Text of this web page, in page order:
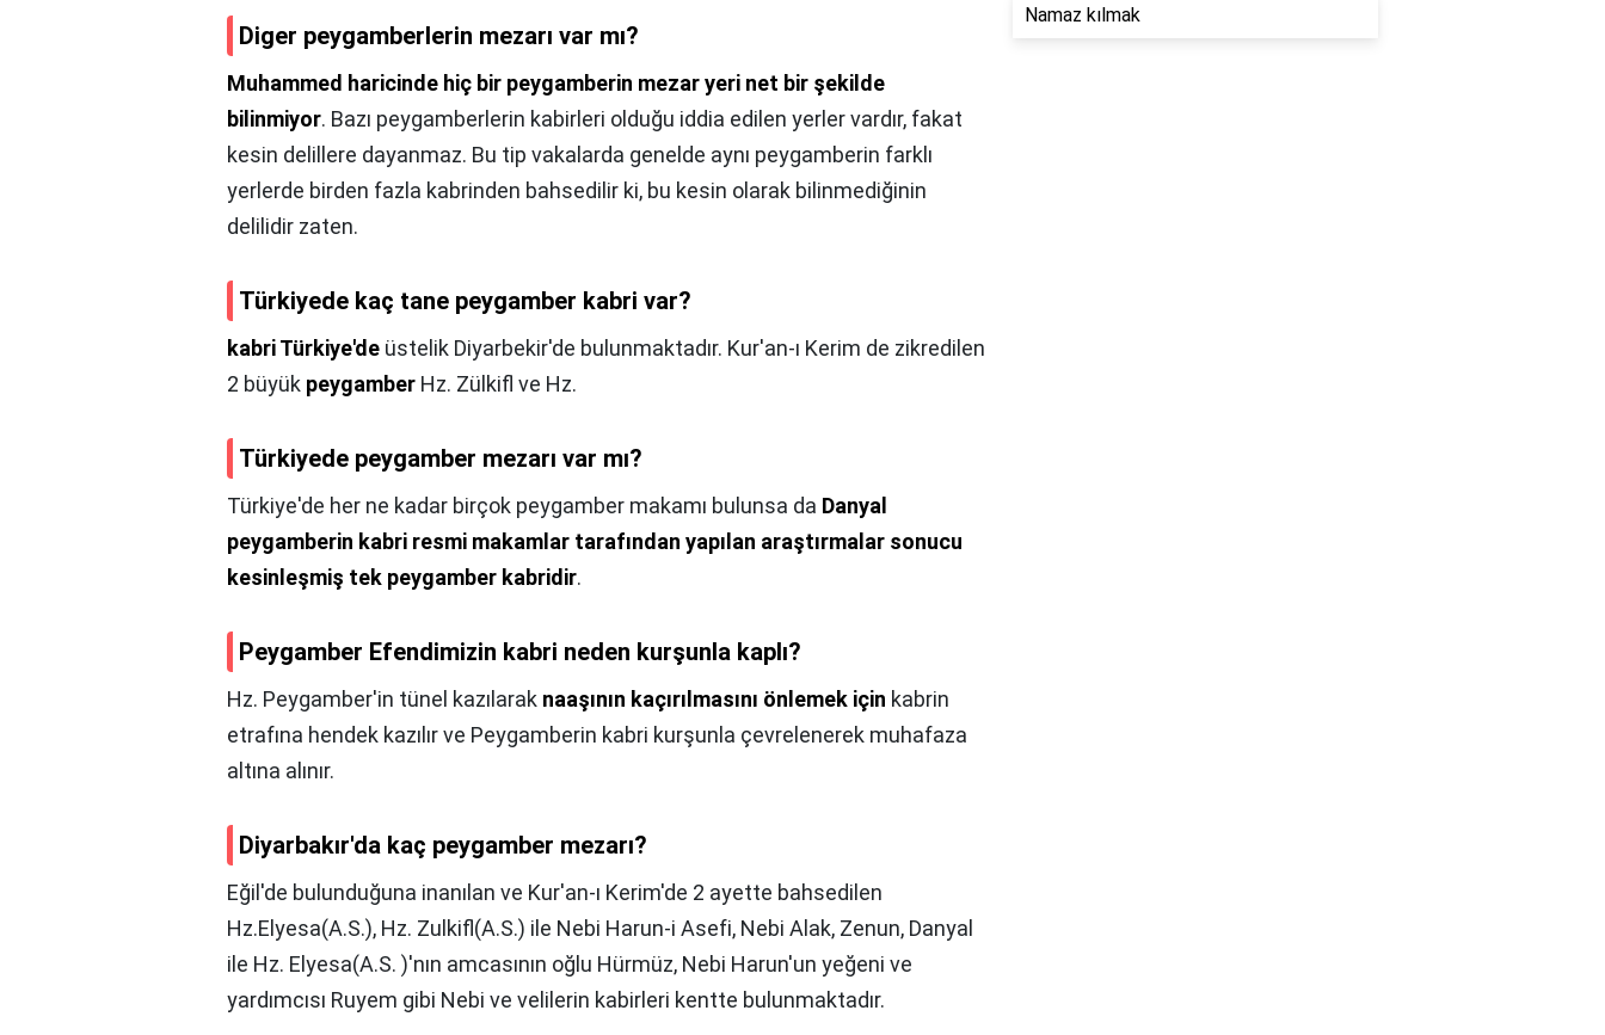
Diger peygamberlerin mezarı var mı?
Muhammed haricinde hiç bir peygamberin mezar yeri net bir şekilde
bilinmiyor. Bazı peygamberlerin kabirleri olduğu iddia edilen yerler vardır, fakat
kesin delillere dayanmaz. Bu tip vakalarda genelde aynı peygamberin farklı
yerlerde birden fazla kabrinden bahsedilir ki, bu kesin olarak bilinmediğinin
delilidir zaten.
Türkiyede kaç tane peygamber kabri var?
kabri Türkiye'de üstelik Diyarbekir'de bulunmaktadır. Kur'an-ı Kerim de zikredilen
2 büyük peygamber Hz. Zülkifl ve Hz.
Türkiyede peygamber mezarı var mı?
Türkiye'de her ne kadar birçok peygamber makamı bulunsa da Danyal
peygamberin kabri resmi makamlar tarafından yapılan araştırmalar sonucu
kesinleşmiş tek peygamber kabridir.
Peygamber Efendimizin kabri neden kurşunla kaplı?
Hz. Peygamber'in tünel kazılarak naaşının kaçırılmasını önlemek için kabrin
etrafına hendek kazılır ve Peygamberin kabri kurşunla çevrelenerek muhafaza
altına alınır.
Diyarbakır'da kaç peygamber mezarı?
Eğil'de bulunduğuna inanılan ve Kur'an-ı Kerim'de 2 ayette bahsedilen
Hz.Elyesa(A.S.), Hz. Zulkifl(A.S.) ile Nebi Harun-i Asefi, Nebi Alak, Zenun, Danyal
ile Hz. Elyesa(A.S. )'nın amcasının oğlu Hürmüz, Nebi Harun'un yeğeni ve
yardımcısı Ruyem gibi Nebi ve velilerin kabirleri kentte bulunmaktadır.
Namaz kılmak